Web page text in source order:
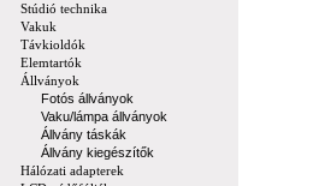
Stúdió technika
Vakuk
Távkioldók
Elemtartók
Állványok
Fotós állványok
Vaku/lámpa állványok
Állvány táskák
Állvány kiegészítők
Hálózati adapterek